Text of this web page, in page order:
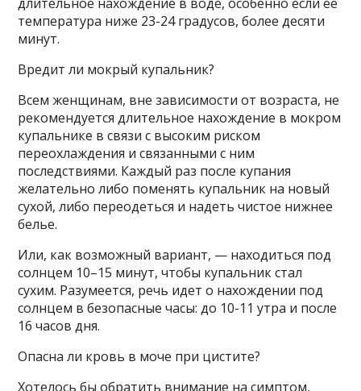
температура ниже 23-24 градусов, более десяти
минут.
Вредит ли мокрый купальник?
Всем женщинам, вне зависимости от возраста, не
рекомендуется длительное нахождение в мокром
купальнике в связи с высоким риском
переохлаждения и связанными с ним
последствиями. Каждый раз после купания
желательно либо поменять купальник на новый
сухой, либо переодеться и надеть чистое нижнее
белье.
Или, как возможный вариант, — находиться под
солнцем 10–15 минут, чтобы купальник стал
сухим. Разумеется, речь идет о нахождении под
солнцем в безопасные часы: до 10-11 утра и после
16 часов дня.
Опасна ли кровь в моче при цистите?
Хотелось бы обратить внимание на симптом,